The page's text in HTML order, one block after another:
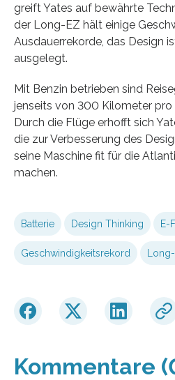
greift Yates auf bewährte
der Long-EZ hält einige
Ausdauerrekorde, das Design
ausgelegt.
Mit Benzin betrieben sind
jenseits von 300 Kilometer pro
Durch die Flüge erhofft sich
die zur Verbesserung des
seine Maschine fit für die
machen.
Batterie Design Thinking E-
Geschwindigkeitsrekord
Kommentare